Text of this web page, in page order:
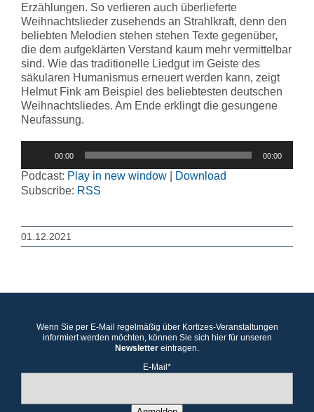
Erzählungen. So verlieren auch überlieferte
Weihnachtslieder zusehends an Strahlkraft, denn den
beliebten Melodien stehen stehen Texte gegenüber,
die dem aufgeklärten Verstand kaum mehr vermittelbar
sind. Wie das traditionelle Liedgut im Geiste des
säkularen Humanismus erneuert werden kann, zeigt
Helmut Fink am Beispiel des beliebtesten deutschen
Weihnachtsliedes. Am Ende erklingt die gesungene
Neufassung.
00:00 00:00
Podcast: Play in new window
Download
Subscribe: RSS
01.12.2021
Wenn Sie per E-Mail regelmäßig über Kortizes-Veranstaltungen
informiert werden möchten, können Sie sich hier für unseren
Newsletter eintragen.
E-Mail*